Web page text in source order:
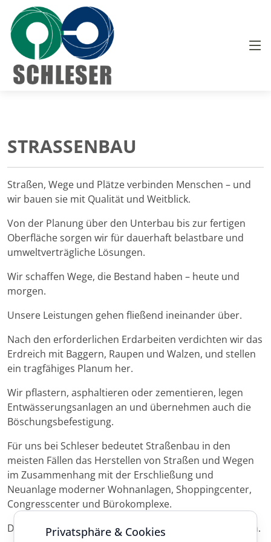
STRASSENBAU
Straßen, Wege und Plätze verbinden Menschen – und
wir bauen sie mit Qualität und Weitblick.
Von der Planung über den Unterbau bis zur fertigen
Oberfläche sorgen wir für dauerhaft belastbare und
umweltverträgliche Lösungen.
Wir schaffen Wege, die Bestand haben – heute und
morgen.
Unsere Leistungen gehen fließend ineinander über.
Nach den erforderlichen Erdarbeiten verdichten wir das
Erdreich mit Baggern, Raupen und Walzen, und stellen
ein tragfähiges Planum her.
Wir pflastern, asphaltieren oder zementieren, legen
Entwässerungsanlagen an und übernehmen auch die
Böschungsbefestigung.
Für uns bei Schleser bedeutet Straßenbau in den
meisten Fällen das Herstellen von Straßen und Wegen
im Zusammenhang mit der Erschließung und
Neuanlage moderner Wohnanlagen, Shoppingcenter,
Congresscenter und Bürokomplexe.
Dauerhaft, sicher, umweltverträglich und wirtschaftlich.
Privatsphäre & Cookies